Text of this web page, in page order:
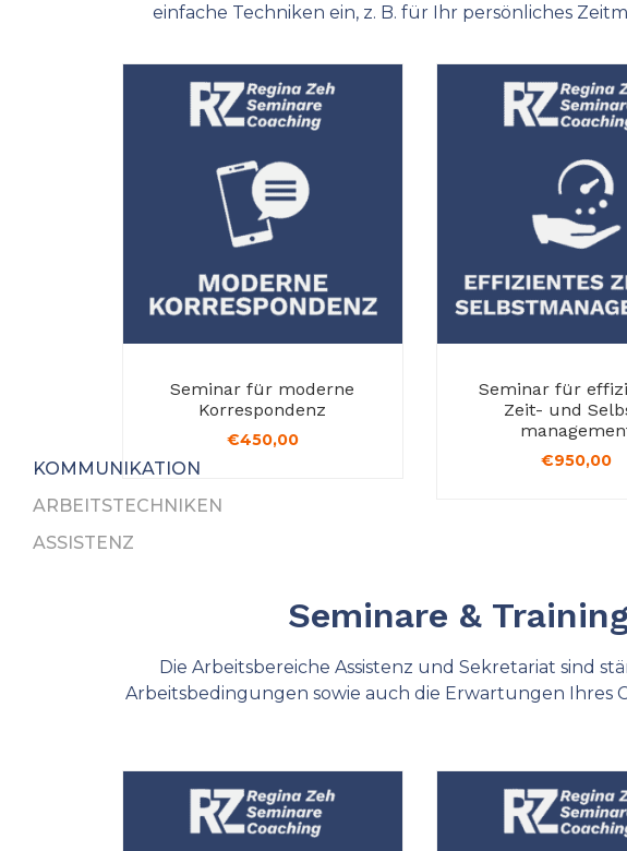
KOMMUNIKATION
ARBEITSTECHNIKEN
ASSISTENZ
einfache Techniken ein, z. B. für Ihr persönliches
Seminar für moderne
Korrespondenz
€450,00
Seminar für
Zeit- und
€950,00
Seminare &
Die Arbeitsbereiche Assistenz und Sekretariat sind
Arbeitsbedingungen sowie auch die Erwartungen Ihres